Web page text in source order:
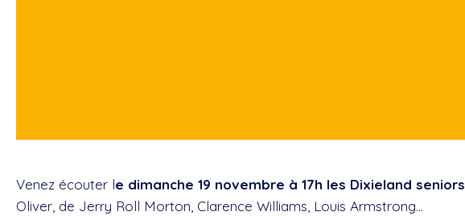
Venez écouter le dimanche 19 novembre à 17h les Dixieland seniors
Oliver, de Jerry Roll Morton, Clarence Williams, Louis Armstrong...